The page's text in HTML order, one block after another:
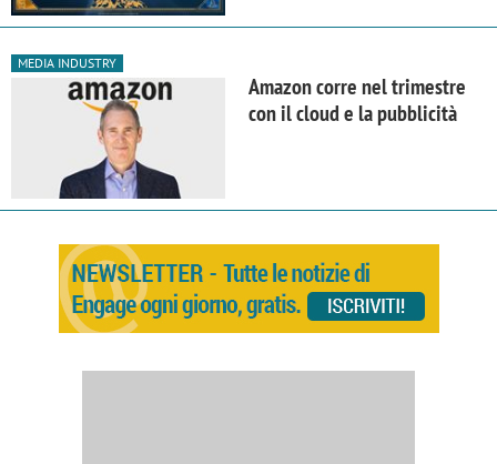
MEDIA INDUSTRY
Amazon corre nel trimestre
con il cloud e la pubblicità